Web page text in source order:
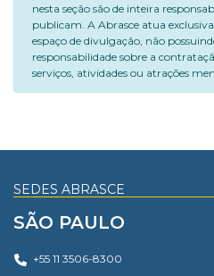
nesta seção são de inteira
publicam. A Abrasce atua
espaço de divulgação, não
responsabilidade sobre a
serviços, atividades ou atrações
SEDES ABRASCE
SÃO PAULO
+55 11 3506-8300